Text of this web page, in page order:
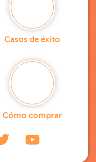
Casos de éxito
Cómo comprar